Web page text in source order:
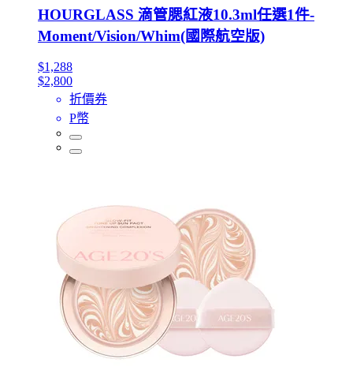
HOURGLASS 滴管腮紅液10.3ml任選1件-
Moment/Vision/Whim(國際航空版)
$1,288
$2,800
折價券
P幣